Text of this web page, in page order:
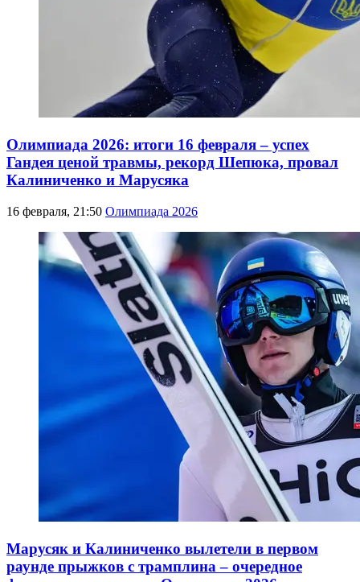
Олимпиада 2026: итоги 16 февраля – успех
Гандея ценой травмы, рекорд Шепюка, провал
Калиниченко и Марусяка
16 февраля, 21:50 Олимпиада 2026
Марусяк и Калиниченко вылетели в первом
раунде прыжков с трамплина – очередное